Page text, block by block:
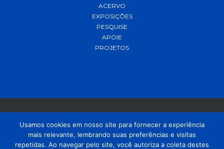
ACERVO
EXPOSIÇÕES
PESQUISE
APOIE
PROJETOS
© 2021 MADP – Desenvolvido pelaOUSE
Usamos cookies em nosso site para fornecer a experiência
mais relevante, lembrando suas preferências e visitas
repetidas. Ao navegar pelo site, você autoriza a coleta destes